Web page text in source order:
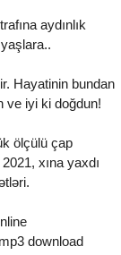
aydınlık
Hayatinin bundan
ve iyi ki doğdun!
ölçülü çap
xına yaxdı
download